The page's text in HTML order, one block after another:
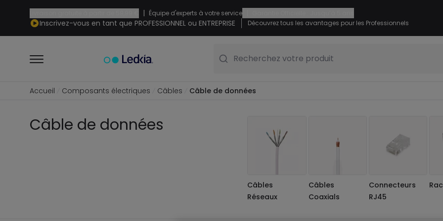
| Équipe d'experts à votre service
Inscrivez-vous en tant que PROFESSIONNEL ou ENTREPRISE Découvrez tous les avantages pour les Professionnels
Recherchez votre produit
Accueil Composants électriques Câbles Câble de données
Câble de données
Câbles
Réseaux
Câbles
Coaxials
Connecteurs
RJ45